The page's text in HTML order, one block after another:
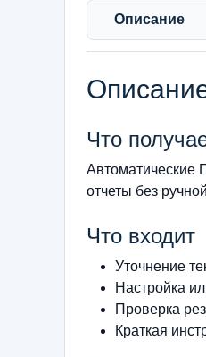
Описание
Что
Автоматические
отчеты без
Что входит
Уточнение
Настройка
Проверка
Краткая